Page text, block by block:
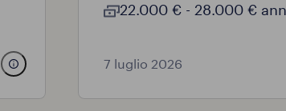
22.000 € - 28.000 €
7 luglio 2026